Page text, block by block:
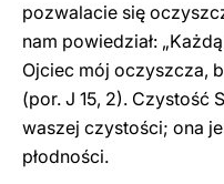
pozwalacie się
nam powiedział:
Ojciec mój oczyszcza,
(por. J 15, 2). Czystość
waszej czystości; ona
płodności.